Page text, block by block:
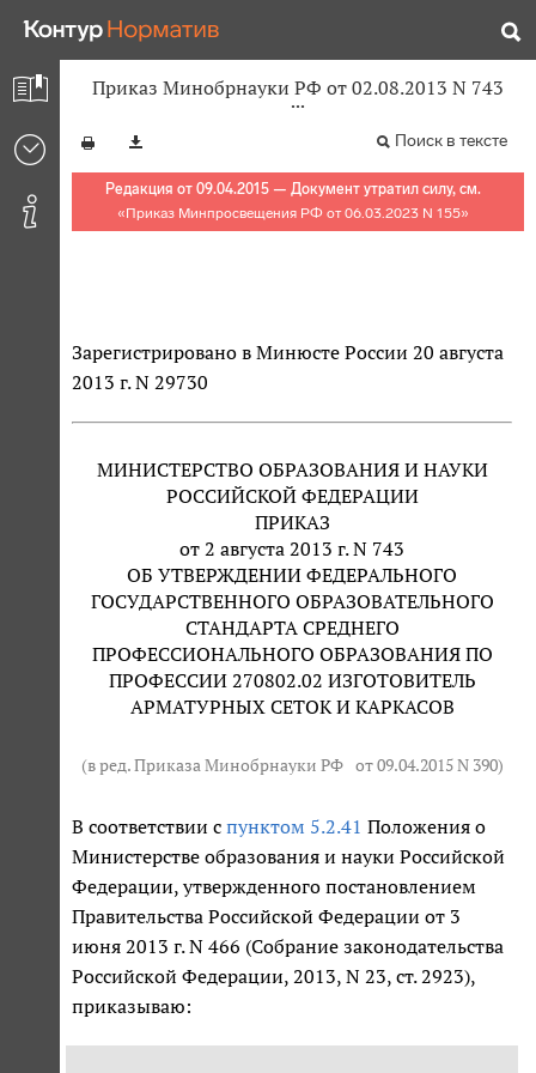
Приказ Минобрнауки РФ от 02.08.2013 N 743
Поиск в тексте
Редакция от 09.04.2015 — Документ утратил силу, см.
«Приказ Минпросвещения РФ от 06.03.2023 N 155»
Зарегистрировано в Минюсте России 20 августа
2013 г. N 29730
МИНИСТЕРСТВО ОБРАЗОВАНИЯ И НАУКИ
РОССИЙСКОЙ ФЕДЕРАЦИИ
ПРИКАЗ
от 2 августа 2013 г. N 743
ОБ УТВЕРЖДЕНИИ ФЕДЕРАЛЬНОГО
ГОСУДАРСТВЕННОГО ОБРАЗОВАТЕЛЬНОГО
СТАНДАРТА СРЕДНЕГО
ПРОФЕССИОНАЛЬНОГО ОБРАЗОВАНИЯ ПО
ПРОФЕССИИ 270802.02 ИЗГОТОВИТЕЛЬ
АРМАТУРНЫХ СЕТОК И КАРКАСОВ
(в ред. Приказа Минобрнауки РФ от 09.04.2015 N 390)
В соответствии с пунктом 5.2.41 Положения о
Министерстве образования и науки Российской
Федерации, утвержденного постановлением
Правительства Российской Федерации от 3
июня 2013 г. N 466 (Собрание законодательства
Российской Федерации, 2013, N 23, ст. 2923),
приказываю: